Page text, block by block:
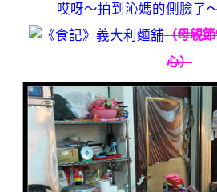
哎呀～拍到沁媽的側臉了
（母親
心）